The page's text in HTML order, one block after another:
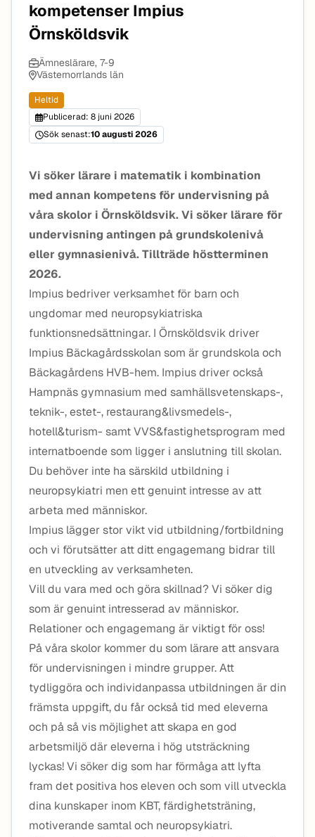
kompetenser Impius
Örnsköldsvik
Ämneslärare, 7-9
Västernorrlands län
Heltid
Publicerad: 8 juni 2026
Sök senast:10 augusti 2026
Vi söker lärare i matematik i kombination
med annan kompetens för undervisning på
våra skolor i Örnsköldsvik. Vi söker lärare för
undervisning antingen på grundskolenivå
eller gymnasienivå. Tillträde höstterminen
2026.
Impius bedriver verksamhet för barn och
ungdomar med neuropsykiatriska
funktionsnedsättningar. I Örnsköldsvik driver
Impius Bäckagårdsskolan som är grundskola och
Bäckagårdens HVB-hem. Impius driver också
Hampnäs gymnasium med samhällsvetenskaps-,
teknik-, estet-, restaurang&livsmedels-,
hotell&turism- samt VVS&fastighetsprogram med
internatboende som ligger i anslutning till skolan.
Du behöver inte ha särskild utbildning i
neuropsykiatri men ett genuint intresse av att
arbeta med människor.
Impius lägger stor vikt vid utbildning/fortbildning
och vi förutsätter att ditt engagemang bidrar till
en utveckling av verksamheten.
Vill du vara med och göra skillnad? Vi söker dig
som är genuint intresserad av människor.
Relationer och engagemang är viktigt för oss!
På våra skolor kommer du som lärare att ansvara
för undervisningen i mindre grupper. Att
tydliggöra och individanpassa utbildningen är din
främsta uppgift, du får också tid med eleverna
och på så vis möjlighet att skapa en god
arbetsmiljö där eleverna i hög utsträckning
lyckas! Vi söker dig som har förmåga att lyfta
fram det positiva hos eleven och som vill utveckla
dina kunskaper inom KBT, färdighetsträning,
motiverande samtal och neuropsykiatri.